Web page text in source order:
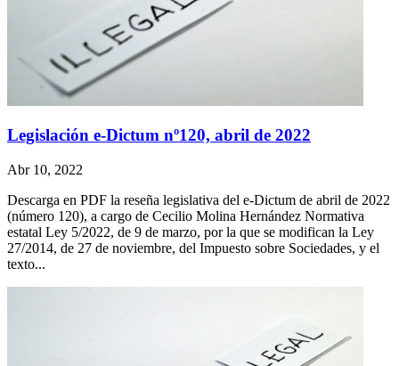
Legislación e-Dictum nº120, abril de 2022
Abr 10, 2022
Descarga en PDF la reseña legislativa del e-Dictum de abril de 2022
(número 120), a cargo de Cecilio Molina Hernández Normativa
estatal Ley 5/2022, de 9 de marzo, por la que se modifican la Ley
27/2014, de 27 de noviembre, del Impuesto sobre Sociedades, y el
texto...